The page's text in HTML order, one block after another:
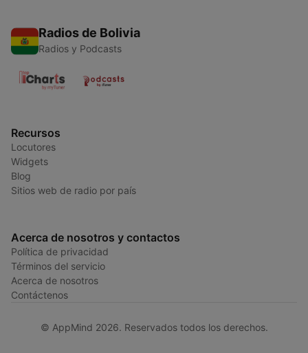
Radios de Bolivia
Radios y Podcasts
Recursos
Locutores
Widgets
Blog
Sitios web de radio por país
Acerca de nosotros y contactos
Política de privacidad
Términos del servicio
Acerca de nosotros
Contáctenos
© AppMind 2026. Reservados todos los derechos.